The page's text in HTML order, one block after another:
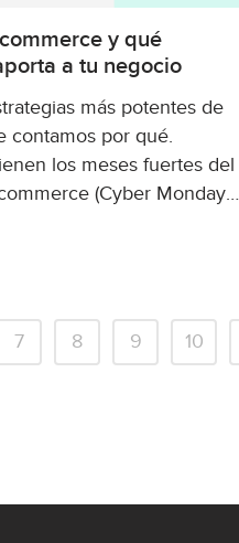
y qué
a tu negocio
más potentes de
contamos por qué.
(Cyber Monday,
marca tenga todo lo que
7 8 9 10